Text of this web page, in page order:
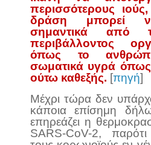
περισσότερους
δράση μπορεί
σημαντικά από
περιβάλλοντος
όπως το
σωματικά υγρά όπως
ούτω καθεξής. [πηγή]
Μέχρι τώρα δεν
κάποια επίσημη
επηρεάζει η
SARS-CoV-2,